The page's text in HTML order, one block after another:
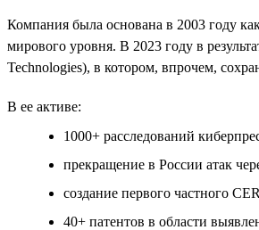
Компания была основана в 2003 году
мирового уровня. В 2023 году в
Technologies), в котором, впрочем,
В ее активе:
1000+ расследований
прекращение в России атак
создание первого частного
40+ патентов в области